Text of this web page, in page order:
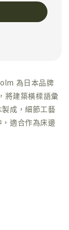
為日本品牌
將建築橫樑語彙
成，細節工藝
適合作為床邊